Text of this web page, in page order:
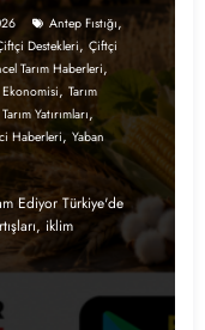
Antep Fıstığı,
Destekleri,Çiftçi
Tarım Haberleri,
Ekonomisi, Tarım
Tarım Yatırımları,
Haberleri, Yaban
Ediyor Türkiye'de
iklim